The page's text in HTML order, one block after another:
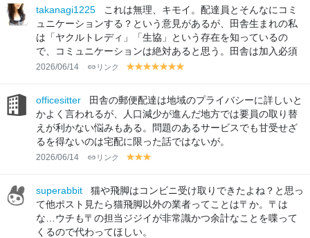
lo
w
lo
w
lo
w w
lo
w
lo
w
lo
w
lo
w
takanagi1225
これは無理、キモイ。配達員とそんなにコミ
ュニケーションする？という意見があるが、田舎生まれの私
は「ヤクルトレディ」「生協」という存在を知っているの
で、コミュニケーションは絶対あると思う。田舎は加入必須
2026/06/14 リンク
y
lo
w
y
lo
w
y
lo
w
y
lo
w
y
lo
w
y
lo
w
lo
w
officesitter
田舎の郵便配達は地域のプライバシーに詳しいと
かよく言われるが、人口減少が進んだ地方では要員の取り替
えが利かない悩みもある。問題のあるサービスでも甘受せざ
るを得ないのは宅配に限った話ではないが。
2026/06/14 リンク
y
lo
w
y
lo
w
lo
w
superabbit
猫や飛脚はコンビニ受け取りできたよね？と思っ
て他ポスト見たら猫飛脚以外の業者ってことは〒か。〒は
な…ウチも〒の担当ジジイが非常識かつ余計なことを喋って
くるので代わってほしい。